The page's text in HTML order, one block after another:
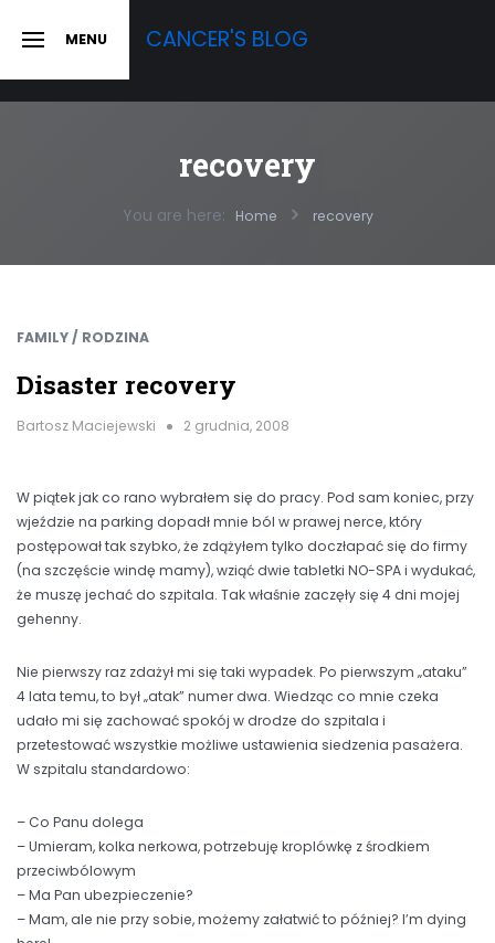
SLIDE MENU CANCER'S BLOG
recovery
You are here: Home recovery
FAMILY / RODZINA
Disaster recovery
Bartosz Maciejewski 2 grudnia, 2008
W piątek jak co rano wybrałem się do pracy. Pod sam koniec, przy
wjeździe na parking dopadł mnie ból w prawej nerce, który
postępował tak szybko, że zdążyłem tylko doczłapać się do firmy
(na szczęście windę mamy), wziąć dwie tabletki NO-SPA i wydukać,
że muszę jechać do szpitala. Tak właśnie zaczęły się 4 dni mojej
gehenny.
Nie pierwszy raz zdażył mi się taki wypadek. Po pierwszym „ataku”
4 lata temu, to był „atak” numer dwa. Wiedząc co mnie czeka
udało mi się zachować spokój w drodze do szpitala i
przetestować wszystkie możliwe ustawienia siedzenia pasażera.
W szpitalu standardowo:
– Co Panu dolega
– Umieram, kolka nerkowa, potrzebuję kroplówkę z środkiem
przeciwbólowym
– Ma Pan ubezpieczenie?
– Mam, ale nie przy sobie, możemy załatwić to później? I’m dying